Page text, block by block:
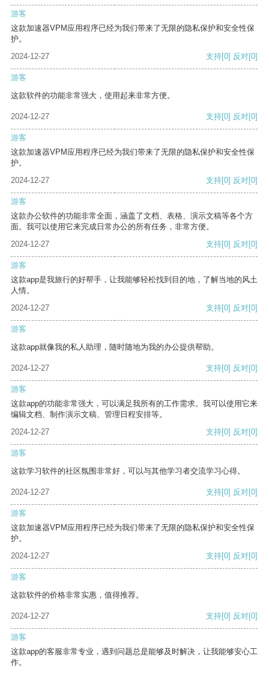
游客
这款加速器VPM应用程序已经为我们带来了无限的隐私保护和安全性保
护。
2024-12-27
支持[0] 反对[0]
游客
这款软件的功能非常强大，使用起来非常方便。
2024-12-27 支持[0] 反对[0]
游客
这款加速器VPM应用程序已经为我们带来了无限的隐私保护和安全性保
护。
2024-12-27
支持[0] 反对[0]
游客
这款办公软件的功能非常全面，涵盖了文档、表格、演示文稿等各个方
面。我可以使用它来完成日常办公的所有任务，非常方便。
2024-12-27
支持[0] 反对[0]
游客
这款app是我旅行的好帮手，让我能够轻松找到目的地，了解当地的风土
人情。
2024-12-27
支持[0] 反对[0]
游客
这款app就像我的私人助理，随时随地为我的办公提供帮助。
2024-12-27 支持[0] 反对[0]
游客
这款app的功能非常强大，可以满足我所有的工作需求。我可以使用它来
编辑文档、制作演示文稿、管理日程安排等。
2024-12-27
支持[0] 反对[0]
游客
这款学习软件的社区氛围非常好，可以与其他学习者交流学习心得。
2024-12-27 支持[0] 反对[0]
游客
这款加速器VPM应用程序已经为我们带来了无限的隐私保护和安全性保
护。
2024-12-27
支持[0] 反对[0]
游客
这款软件的价格非常实惠，值得推荐。
2024-12-27 支持[0] 反对[0]
游客
这款app的客服非常专业，遇到问题总是能够及时解决，让我能够安心工
作。